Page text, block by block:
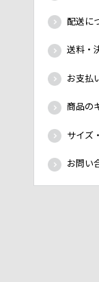
配送に
送料・
お支払
商品の
サイズ
お問い